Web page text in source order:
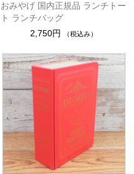
おみやげ 国内正規品 ランチトー
ト ランチバッグ
2,750円
（税込み）